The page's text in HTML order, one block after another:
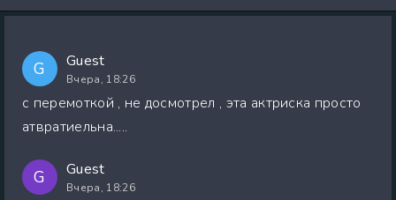
G Guest
Вчера, 18:26
с перемоткой , не досмотрел , эта актриска просто
атвратиельна.....
G Guest
Вчера, 18:26